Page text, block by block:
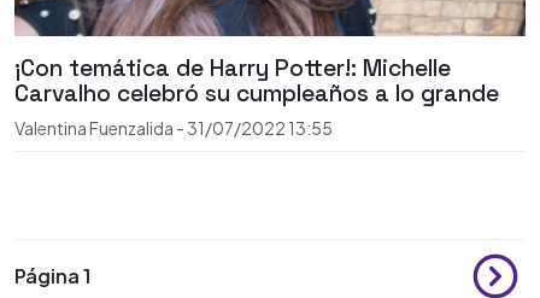
¡Con temática de Harry Potter!: Michelle
Carvalho celebró su cumpleaños a lo grande
Valentina Fuenzalida -31/07/2022 13:55
Página 1